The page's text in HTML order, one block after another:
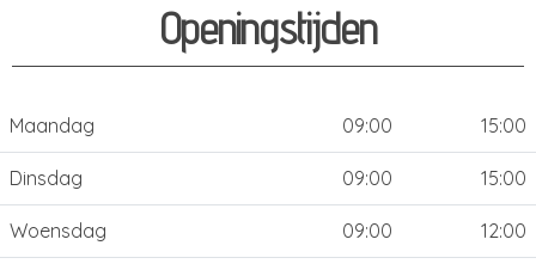
Openingstijden
Maandag 09:00 15:00
Dinsdag 09:00 15:00
Woensdag 09:00 12:00